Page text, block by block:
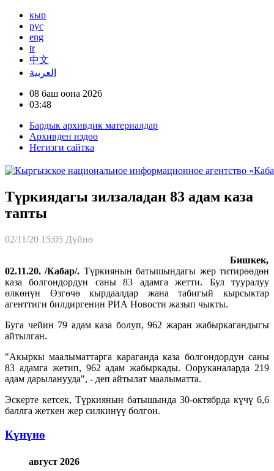
кыр
рус
eng
tr
中文
العربية
08 баш оона 2026
03:48
Бардык архивдик материалдар
Архивден издөө
Негизги сайтка
Түркиядагы зилзаладан 83 адам каза
тапты
02/11/20 15:05 Дүйнө
Бишкек,
02.11.20. /Кабар/. Түркиянын батышындагы жер титирөөдөн
каза болгондордун саны 83 адамга жетти. Бул тууралуу
өлкөнүн Өзгөчө кырдаалдар жана табигый кырсыктар
агенттиги билдиргенин РИА Новости жазып чыкты.
Буга чейин 79 адам каза болуп, 962 жаран жабыркагандыгы
айтылган.
"Акыркы маалыматтарга караганда каза болгондордун саны
83 адамга жетип, 962 адам жабыркады. Ооруканаларда 219
адам дарыланууда", - деп айтылат маалыматта.
Эскерте кетсек, Түркиянын батышында 30-октябрда күчү 6,6
баллга жеткен жер силкинүү болгон.
Күнүнө
август 2026